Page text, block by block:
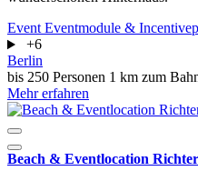
Event Eventmodule &
+6
Berlin
bis 250 Personen 1 km zum
Mehr erfahren
Beach & Eventlocation